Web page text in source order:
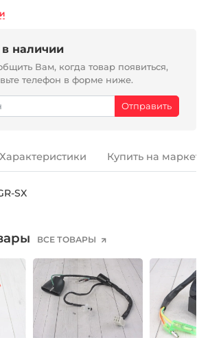
в наличии
Вам, когда товар появиться,
телефон в форме ниже.
Характеристики Купить на
SX
ВСЕ ТОВАРЫ